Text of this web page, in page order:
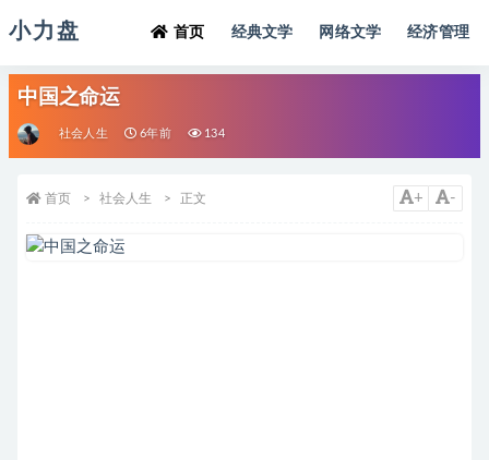
小力盘 首页 经典文学 网络文学 经济管理
中国之命运
社会人生 6年前 134
+ -
首页 社会人生 正文